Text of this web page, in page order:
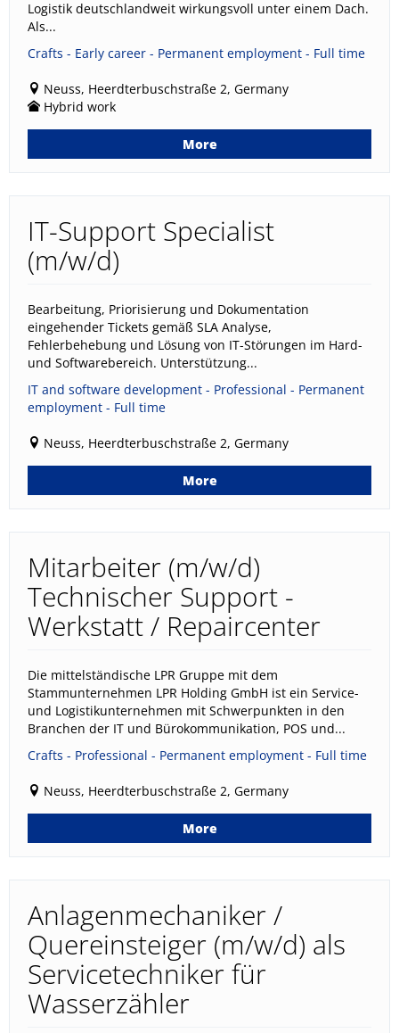
Logistik deutschlandweit wirkungsvoll unter einem Dach.
Als...
Crafts - Early career - Permanent employment - Full time
Neuss, Heerdterbuschstraße 2, Germany
Hybrid work
More
IT-Support Specialist
(m/w/d)
Bearbeitung, Priorisierung und Dokumentation
eingehender Tickets gemäß SLA Analyse,
Fehlerbehebung und Lösung von IT-Störungen im Hard-
und Softwarebereich. Unterstützung...
IT and software development - Professional - Permanent
employment - Full time
Neuss, Heerdterbuschstraße 2, Germany
More
Mitarbeiter (m/w/d)
Technischer Support -
Werkstatt / Repaircenter
Die mittelständische LPR Gruppe mit dem
Stammunternehmen LPR Holding GmbH ist ein Service-
und Logistikunternehmen mit Schwerpunkten in den
Branchen der IT und Bürokommunikation, POS und...
Crafts - Professional - Permanent employment - Full time
Neuss, Heerdterbuschstraße 2, Germany
More
Anlagenmechaniker /
Quereinsteiger (m/w/d) als
Servicetechniker für
Wasserzähler